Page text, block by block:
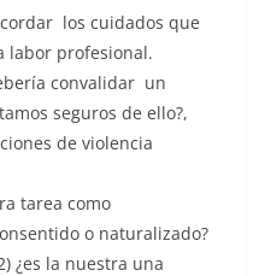
los cuidados que
labor profesional.
convalidar un
seguros de ello?,
de violencia
tarea como
o naturalizado?
¿es la nuestra una